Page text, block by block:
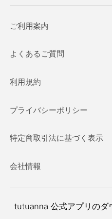
ご利用案内
よくあるご質問
利用規約
プライバシーポリシー
特定商取引法に基づく表示
会社情報
tutuanna 公式アプリのダ